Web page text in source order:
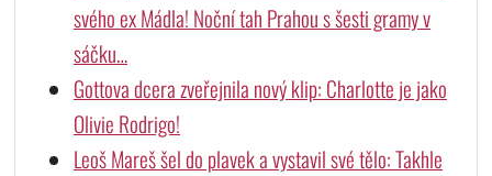
svého ex Mádla! Noční tah Prahou s šesti gramy v
sáčku…
Gottova dcera zveřejnila nový klip: Charlotte je jako
Olivie Rodrigo!
Leoš Mareš šel do plavek a vystavil své tělo: Takhle